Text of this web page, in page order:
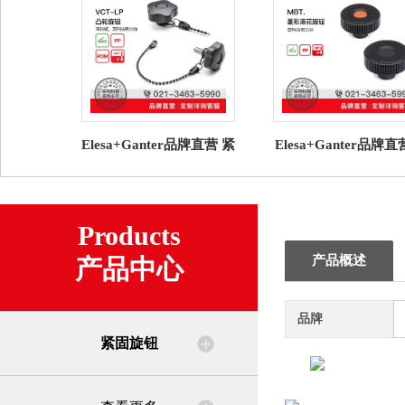
Elesa+Ganter品牌直营 紧
高科技聚合物
Elesa+Ganter品牌直
钮高科技聚合体(4)
Products
产品中心
紧固旋钮
产品概述
品牌